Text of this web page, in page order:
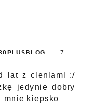
7
lat z cieniami :/
jedynie dobry
mnie kiepsko